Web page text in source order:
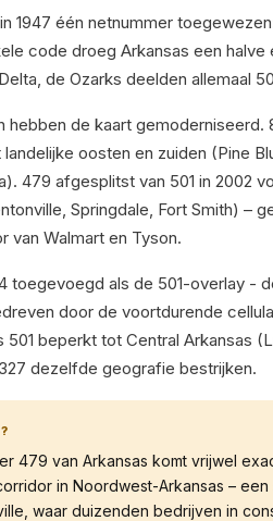
1947 één netnummer
code droeg Arkansas een halve
de Ozarks deelden allemaal
hebben de kaart gemoderniseerd.
landelijke oosten en zuiden (Pine
479 afgesplitst van 501 in 2002
Springdale, Fort Smith) –
van Walmart en Tyson.
toegevoegd als de 501-overlay -
door de voortdurende
501 beperkt tot Central Arkansas
dezelfde geografie bestrijken.
479 van Arkansas komt vrijwel
in Noordwest-Arkansas –
waar duizenden bedrijven in